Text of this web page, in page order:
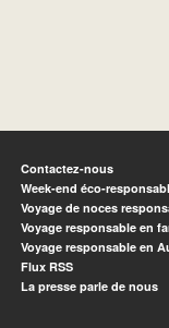
Contactez-nous
Week-end éco-
Voyage de noces
Voyage responsable en
Voyage responsable en
Flux RSS
La presse parle de nous